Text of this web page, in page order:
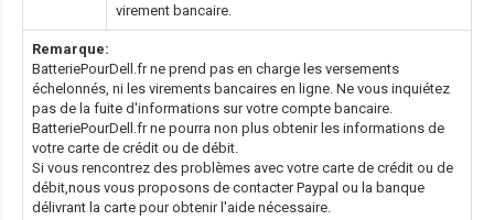
virement bancaire.
Remarque:
BatteriePourDell.fr ne prend pas en charge les versements
échelonnés, ni les virements bancaires en ligne. Ne vous inquiétez
pas de la fuite d'informations sur votre compte bancaire.
BatteriePourDell.fr ne pourra non plus obtenir les informations de
votre carte de crédit ou de débit.
Si vous rencontrez des problèmes avec votre carte de crédit ou de
débit,nous vous proposons de contacter Paypal ou la banque
délivrant la carte pour obtenir l'aide nécessaire.